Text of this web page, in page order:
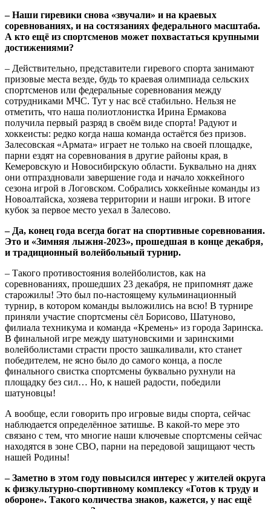
– Наши гиревики снова «звучали» и на краевых
соревнованиях, и на состязаниях федерального масштаба.
А кто ещё из спортсменов может похвастаться крупными
достижениями?
– Действительно, представители гиревого спорта занимают
призовые места везде, будь то краевая олимпиада сельских
спортсменов или федеральные соревнования между
сотрудниками МЧС. Тут у нас всё стабильно. Нельзя не
отметить, что наша полиотлонистка Ирина Ермакова
получила первый разряд в своём виде спорта! Радуют и
хоккеисты: редко когда наша команда остаётся без призов.
Залесовская «Армата» играет не только на своей площадке,
парни ездят на соревнования в другие районы края, в
Кемеровскую и Новосибирскую области. Буквально на днях
они отпраздновали завершение года и начало хоккейного
сезона игрой в Логовском. Собрались хоккейные команды из
Новоалтайска, хозяева территории и наши игроки. В итоге
кубок за первое место уехал в Залесово.
– Да, конец года всегда богат на спортивные соревнования.
Это и «Зимняя лыжня-2023», прошедшая в конце декабря,
и традиционный волейбольный турнир.
– Такого противостояния волейболистов, как на
соревнованиях, прошедших 23 декабря, не припомнят даже
старожилы! Это был по-настоящему кульминационный
турнир, в котором команды выложились на всю! В турнире
приняли участие спортсмены сёл Борисово, Шатуново,
филиала техникума и команда «Кремень» из города Заринска.
В финальной игре между шатуновскими и заринскими
волейболистами страсти просто зашкаливали, кто станет
победителем, не ясно было до самого конца, а после
финального свистка спортсмены буквально рухнули на
площадку без сил… Но, к нашей радости, победили
шатуновцы!
А вообще, если говорить про игровые виды спорта, сейчас
наблюдается определённое затишье. В какой-то мере это
связано с тем, что многие наши ключевые спортсмены сейчас
находятся в зоне СВО, парни на передовой защищают честь
нашей Родины!
– Заметно в этом году повысился интерес у жителей округа
к физкультурно-спортивному комплексу «Готов к труду и
обороне». Такого количества знаков, кажется, у нас ещё